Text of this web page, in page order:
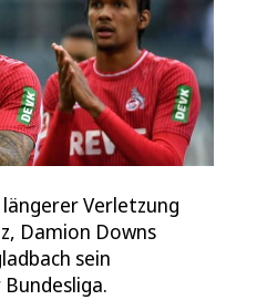
Verletzung
Damion Downs
sein